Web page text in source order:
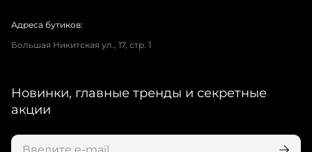
Адреса бутиков:
Большая Никитская ул., 17, стр. 1
Новинки, главные тренды и секретные
акции